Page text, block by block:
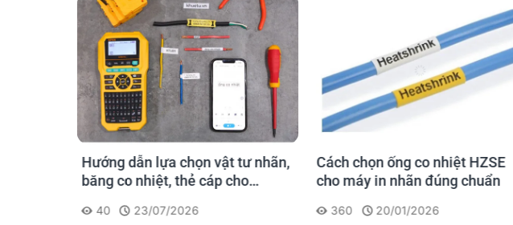
Hướng dẫn lựa chọn vật tư nhãn,
băng co nhiệt, thẻ cáp cho
40
23/07/2026
Cách chọn ống co nhiệt HZSE
cho máy in nhãn đúng chuẩn
360
20/01/2026